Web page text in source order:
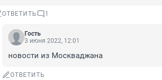
ОТВЕТИТЬ 1
Гость
3 июня 2022, 12:01
новости из Москваджана
ОТВЕТИТЬ